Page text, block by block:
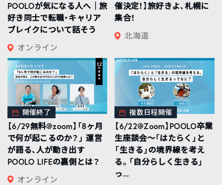
POOLOが気になる人へ｜旅
好き同士で転職・キャリア
ブレイクについて話そう
オンライン
催決定！】旅好きよ、札幌に
集合！
北海道
開催終了
【6/29無料@zoom】「8ヶ月
で何が起こるのか？」 運営
が語る、人が動き出す
POOLO LIFEの裏側とは？
オンライン
複数日程開催
【6/22@Zoom】POOLO卒業
生座談会〜「はたらく」と
「生きる」の境界線を考え
る。「自分らしく生きる」
っ...